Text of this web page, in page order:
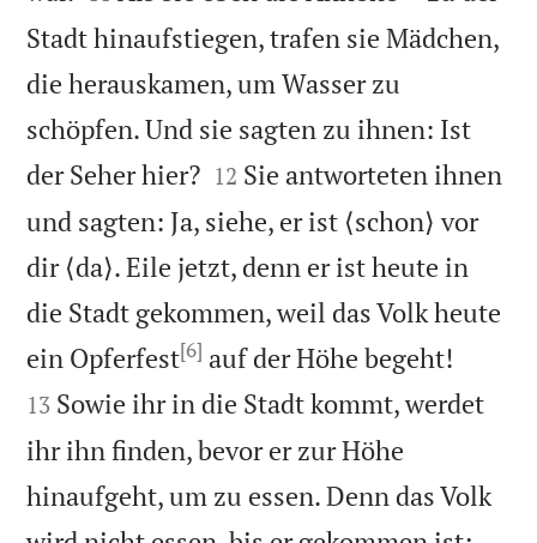
Stadt hinaufstiegen, trafen sie Mädchen,
die herauskamen, um Wasser zu
schöpfen. Und sie sagten zu ihnen: Ist
der Seher hier?
12 Sie antworteten ihnen
und sagten: Ja, siehe, er ist ⟨schon⟩ vor
dir ⟨da⟩. Eile jetzt, denn er ist heute in
die Stadt gekommen, weil das Volk heute
ein Opferfest[6] auf der Höhe begeht!
13 Sowie ihr in die Stadt kommt, werdet
ihr ihn finden, bevor er zur Höhe
hinaufgeht, um zu essen. Denn das Volk